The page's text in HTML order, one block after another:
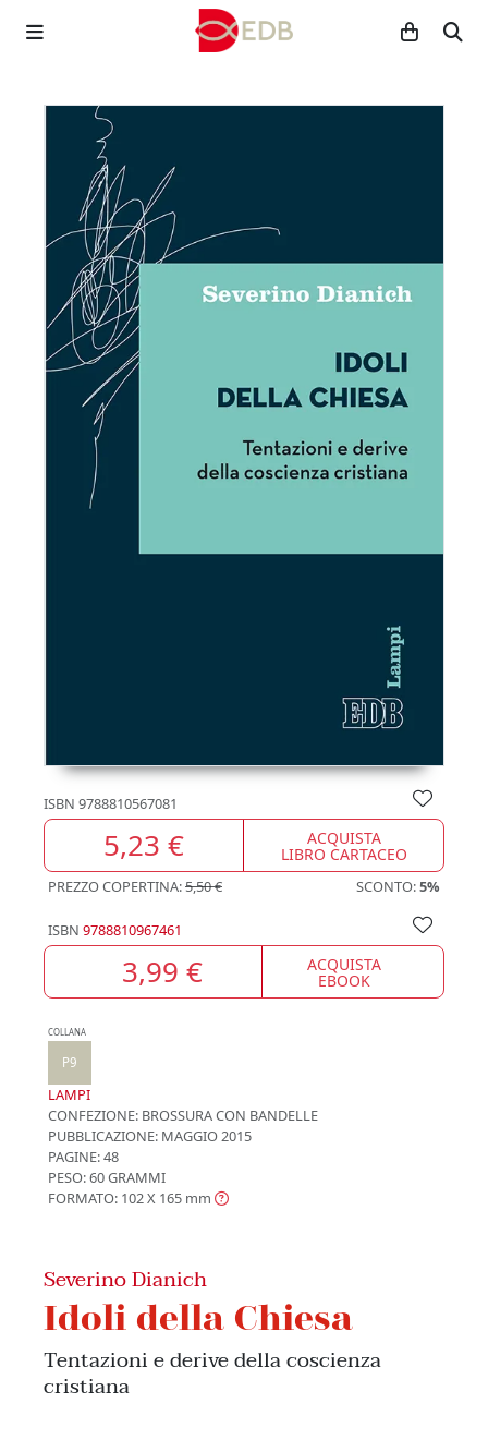
ISBN 9788810567081
5,23 € ACQUISTA
LIBRO CARTACEO
PREZZO COPERTINA:5,50 € SCONTO:5%
ISBN 9788810967461
3,99 € ACQUISTA
EBOOK
COLLANA
P9
LAMPI
CONFEZIONE: BROSSURA CON BANDELLE
PUBBLICAZIONE: MAGGIO 2015
PAGINE: 48
PESO: 60 GRAMMI
FORMATO: 102 X 165 mm
Severino Dianich
Idoli della Chiesa
Tentazioni e derive della coscienza
cristiana